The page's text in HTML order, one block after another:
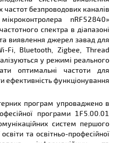
безпроводових каналів
nRF52840»
спектра в діапазоні
та виявлення джерел завад для
Fi, Bluetooth, Zigbee, Thread
у режимі реального
оптимальні частоти для
ефективність функціонування
програм упроваджено в
програми 1F5.00.01
систем першого
та освітньо-професійної